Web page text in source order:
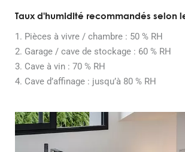
Taux d'humidité recommandés selon
1. Pièces à vivre / chambre : 50 % RH
2. Garage / cave de stockage : 60 % RH
3. Cave à vin : 70 % RH
4. Cave d’affinage : jusqu’à 80 % RH